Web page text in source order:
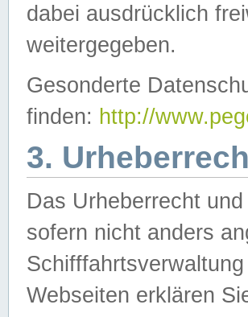
dabei ausdrücklich
weitergegeben.
Gesonderte
finden: http://
3.
Das Urheberrecht
sofern nicht anders
Webseiten erklären